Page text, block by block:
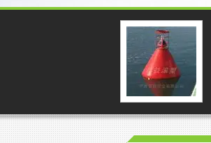
宁波君益塑业有限公司
首